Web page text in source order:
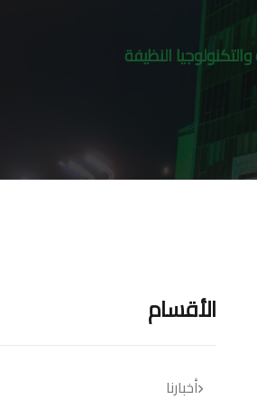
النظيفة
الأقسام
أخبارنا